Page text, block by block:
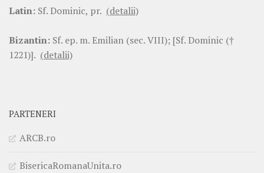
Latin: Sf. Dominic, pr. (detalii)
Bizantin: Sf. ep. m. Emilian (sec. VIII); [Sf. Dominic (†
1221)]. (detalii)
PARTENERI
ARCB.ro
BisericaRomanaUnita.ro